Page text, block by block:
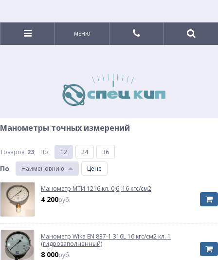
МЕНЮ
Манометры точных измерений
Товаров: 23; По: 12 24 36
По: Наименовнию Цене
Манометр МТИ 1216 кл. 0,6, 16 кгс/см2
4 200руб.
Манометр Wika EN 837-1 316L 16 кгс/см2 кл. 1
(гидрозаполненный)
8 000руб.